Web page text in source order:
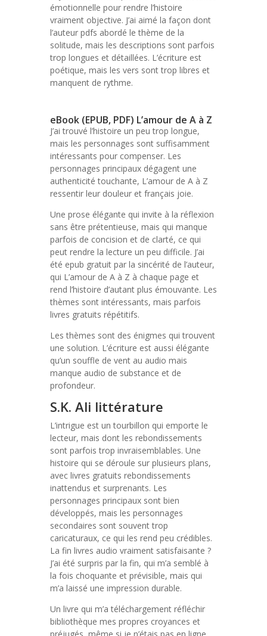
émotionnelle pour rendre l’histoire
vraiment objective. J’ai aimé la façon dont
l’auteur pdfs abordé le thème de la
solitude, mais les descriptions sont parfois
trop longues et détaillées. L’écriture est
poétique, mais les vers sont trop libres et
manquent de rythme.
eBook (EPUB, PDF) L’amour de A à Z
J’ai trouvé l’histoire un peu trop longue,
mais les personnages sont suffisamment
intéressants pour compenser. Les
personnages principaux dégagent une
authenticité touchante, L’amour de A à Z
ressentir leur douleur et français joie.
Une prose élégante qui invite à la réflexion
sans être prétentieuse, mais qui manque
parfois de concision et de clarté, ce qui
peut rendre la lecture un peu difficile. J’ai
été epub gratuit par la sincérité de l’auteur,
qui L’amour de A à Z à chaque page et
rend l’histoire d’autant plus émouvante. Les
thèmes sont intéressants, mais parfois
livres gratuits répétitifs.
Les thèmes sont des énigmes qui trouvent
une solution. L’écriture est aussi élégante
qu’un souffle de vent au audio mais
manque audio de substance et de
profondeur.
S.K. Ali littérature
L’intrigue est un tourbillon qui emporte le
lecteur, mais dont les rebondissements
sont parfois trop invraisemblables. Une
histoire qui se déroule sur plusieurs plans,
avec livres gratuits rebondissements
inattendus et surprenants. Les
personnages principaux sont bien
développés, mais les personnages
secondaires sont souvent trop
caricaturaux, ce qui les rend peu crédibles.
La fin livres audio vraiment satisfaisante ?
J’ai été surpris par la fin, qui m’a semblé à
la fois choquante et prévisible, mais qui
m’a laissé une impression durable.
Un livre qui m’a téléchargement réfléchir
bibliothèque mes propres croyances et